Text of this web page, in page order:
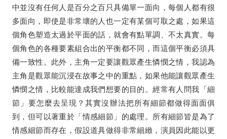
中並沒有任何人是百分之百只具備單⼀⾯向，每個人都有很
多面向，即使是非常壞的人也一定有某個可取之處，如果這
個角色塑造太過於平面的話，就會有點單調、不太真實。每
個⾓⾊的各種要素組合出的平衡都不同，⽽這個平衡必須具
備⼀致性。此外，主角一定要讓觀眾產生憐憫之情，我認為
主角是觀眾能沉浸在故事之中的重點，如果他能讓觀眾產生
憐憫之情，比較能達成我們想要的目的。經常有人問我「細
節」要怎麼去呈現？其實沒辦法把所有細節都做得面面俱
到，但可以著重於「情感細節」的處理。所有細節皆是為了
情感細節而存在，假設道具做得非常細緻，演員因此能以更